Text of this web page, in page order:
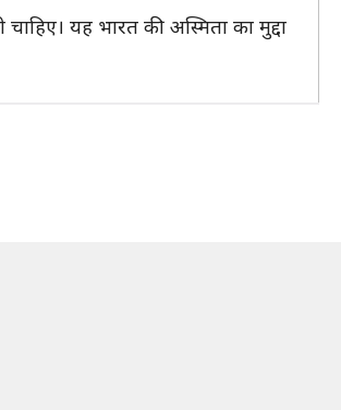
यह भारत की अस्मिता का मुद्दा